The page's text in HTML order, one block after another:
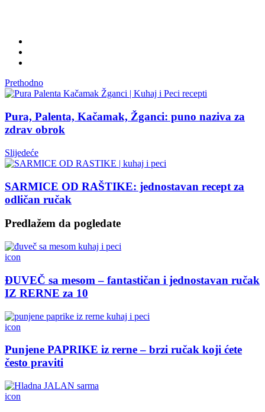
Prethodno
Pura, Palenta, Kačamak, Žganci: puno naziva za
zdrav obrok
Slijedeće
SARMICE OD RAŠTIKE: jednostavan recept za
odličan ručak
Predlažem da pogledate
icon
ĐUVEČ sa mesom – fantastičan i jednostavan ručak
IZ RERNE za 10
icon
Punjene PAPRIKE iz rerne – brzi ručak koji ćete
često praviti
icon